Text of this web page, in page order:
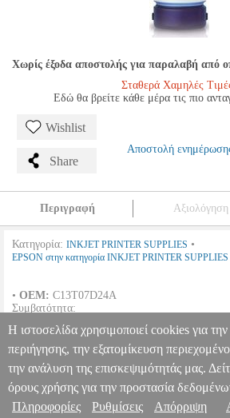
Χωρίς έξοδα αποστολής για παραλαβή από
Σταθερά Χαμηλές
Εδώ θα βρείτε κάθε μέρα τις πιο
Wishlist
Share
Αποστολή
Περιγραφή Αξιολόγηση
Κατηγορία: INKJET PRINTER SUPPLIES •
EPSON στην κατηγορία INKJET PRINTER SUPPLIES
• OEM: C13T07D24A
Συμβατότητα:
EPSON
L8160 CISS | L8180 CISS A3+ | L8180 |
EPSON T07D2 CYAN ΜΕ
ANA.EPS02505 EPSON EPSON
Κατηγορία: INKJET PRINTER SUPPLIES
INKJET PRINTER SUPPLIES • OEM:
Πληροφορίες & Υπηρεσίες >
Η ιστοσελίδα χρησιμοποιεί cookies για
περιήγησης, την εξατομίκευση
την ανάλυση της επισκεψιμότητάς μας.
όρους χρήσης για την προστασία
Πληροφορίες
Ρυθμίσεις Απόρριψη